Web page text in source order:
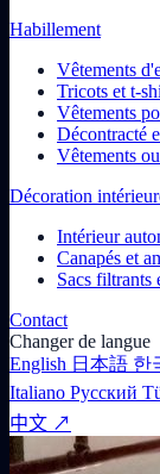
Habillement
Vêtements
Tricots et t-
Vêtements
Décontracté
Vêtements
Décoration
Intérieur
Canapés et
Sacs
Contact
Changer de langue
English 日本語 한
Italiano Русский
中文 ↗